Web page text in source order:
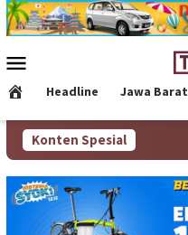
Loncat
ke
Mobile
Headline Jawa Barat
Konten Spesial